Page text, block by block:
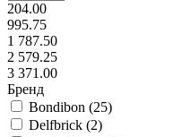
204.00
995.75
1 787.50
2 579.25
3 371.00
Бренд
Bondibon (25)
Delfbrick (2)